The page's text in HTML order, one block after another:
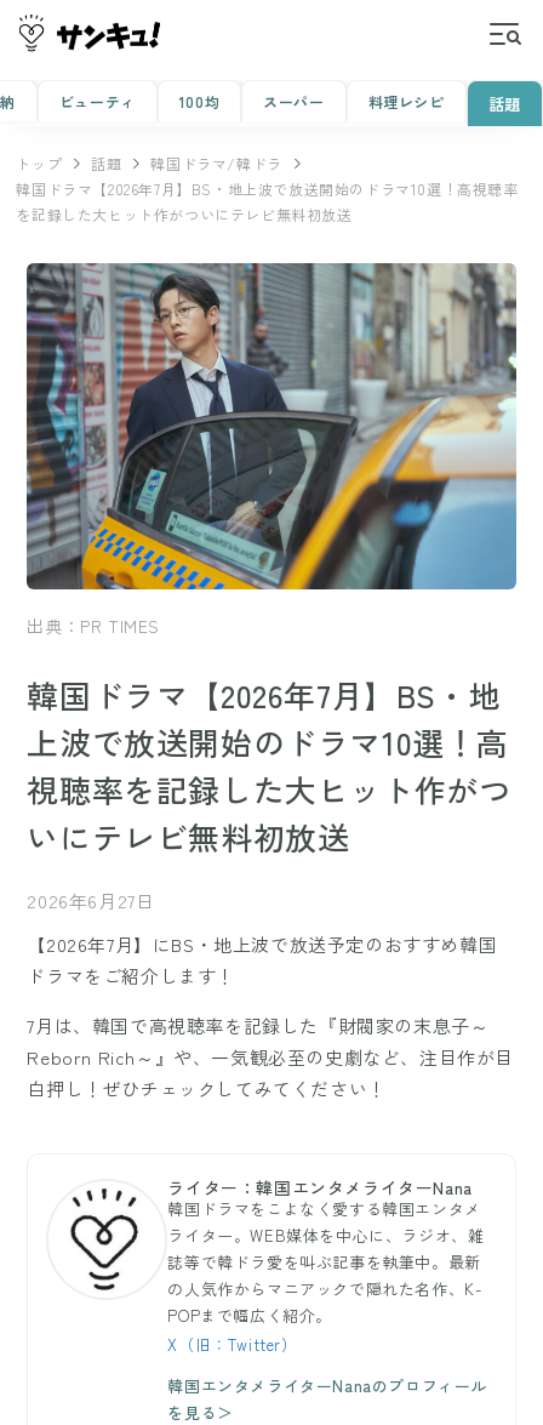
ビューティ 100均 スーパー 料理レシピ 話題
トップ 話題
韓国ドラマ/韓ドラ
韓国ドラマ【2026年7月】BS・地上波で放送開始のドラマ10選！高視聴率
を記録した大ヒット作がついにテレビ無料初放送
出典：PR TIMES
韓国ドラマ【2026年7月】BS・地
上波で放送開始のドラマ10選！高
視聴率を記録した大ヒット作がつ
いにテレビ無料初放送
2026年6月27日
【2026年7月】にBS・地上波で放送予定のおすすめ韓国
ドラマをご紹介します！
7月は、韓国で高視聴率を記録した『財閥家の末息子～
Reborn Rich～』や、一気観必至の史劇など、注目作が目
白押し！ぜひチェックしてみてください！
ライター：韓国エンタメライターNana
韓国ドラマをこよなく愛する韓国エンタメ
ライター。WEB媒体を中心に、ラジオ、雑
誌等で韓ドラ愛を叫ぶ記事を執筆中。最新
の人気作からマニアックで隠れた名作、K-
POPまで幅広く紹介。
X（旧：Twitter）
韓国エンタメライターNanaのプロフィール
を見る＞